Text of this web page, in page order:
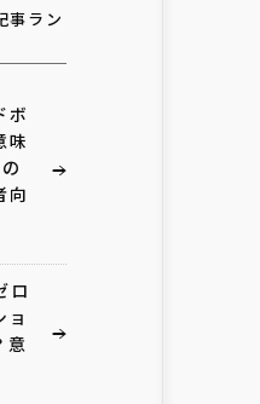
事ラン
ボ
味
向
ロ
ョ
意